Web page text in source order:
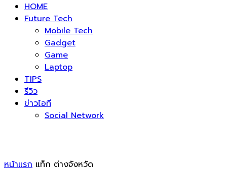
HOME
Future Tech
Mobile Tech
Gadget
Game
Laptop
TIPS
รีวิว
ข่าวไอที
Social Network
หน้าแรก แท็ก ต่างจังหวัด